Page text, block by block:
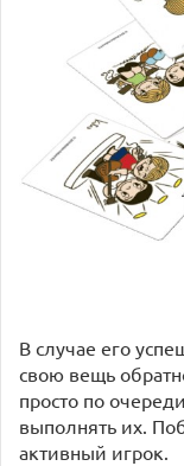
В случае его
свою вещь
просто по
выполнять их.
активный игрок.